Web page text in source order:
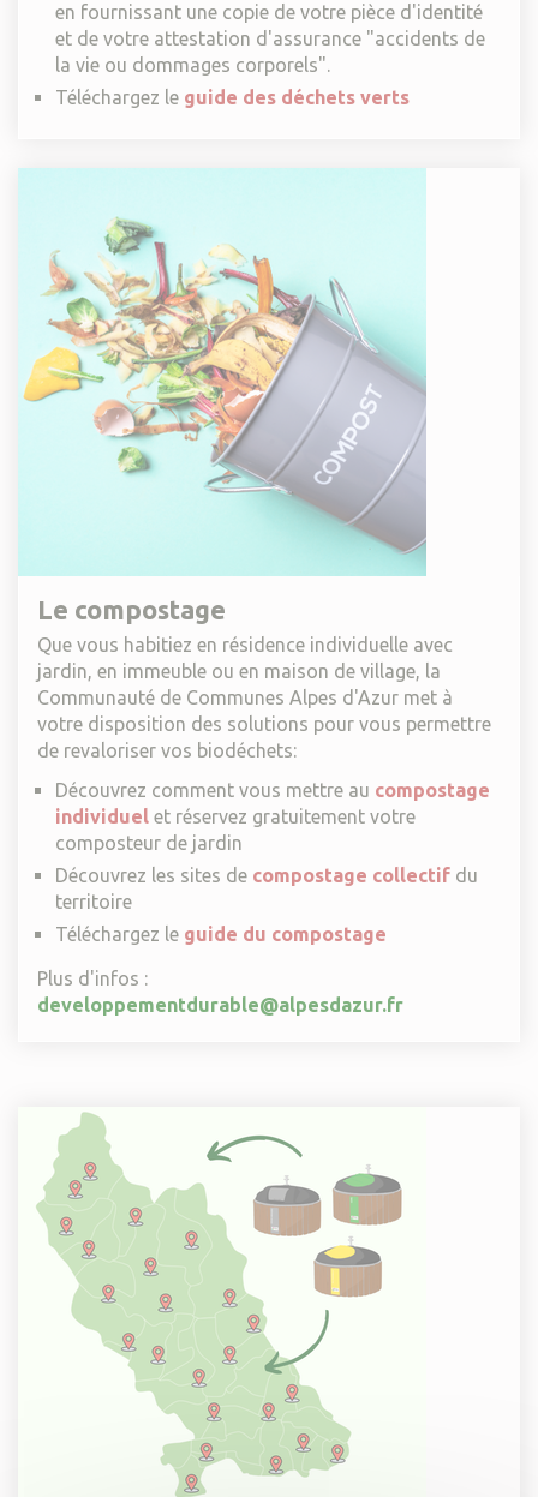
en fournissant une copie de votre pièce d'identité
et de votre attestation d'assurance "accidents de
la vie ou dommages corporels".
Téléchargez le guide des déchets verts
Le compostage
Que vous habitiez en résidence individuelle avec
jardin, en immeuble ou en maison de village, la
Communauté de Communes Alpes d'Azur met à
votre disposition des solutions pour vous permettre
de revaloriser vos biodéchets:
Découvrez comment vous mettre au compostage
individuel et réservez gratuitement votre
composteur de jardin
Découvrez les sites de compostage collectif du
territoire
Téléchargez le guide du compostage
Plus d'infos :
developpementdurable@alpesdazur.fr